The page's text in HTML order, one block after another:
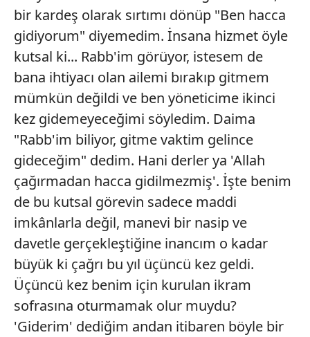
bir kardeş olarak sırtımı dönüp "Ben hacca
gidiyorum" diyemedim. İnsana hizmet öyle
kutsal ki... Rabb'im görüyor, istesem de
bana ihtiyacı olan ailemi bırakıp gitmem
mümkün değildi ve ben yöneticime ikinci
kez gidemeyeceğimi söyledim. Daima
"Rabb'im biliyor, gitme vaktim gelince
gideceğim" dedim. Hani derler ya 'Allah
çağırmadan hacca gidilmezmiş'. İşte benim
de bu kutsal görevin sadece maddi
imkânlarla değil, manevi bir nasip ve
davetle gerçekleştiğine inancım o kadar
büyük ki çağrı bu yıl üçüncü kez geldi.
Üçüncü kez benim için kurulan ikram
sofrasına oturmamak olur muydu?
'Giderim' dediğim andan itibaren böyle bir